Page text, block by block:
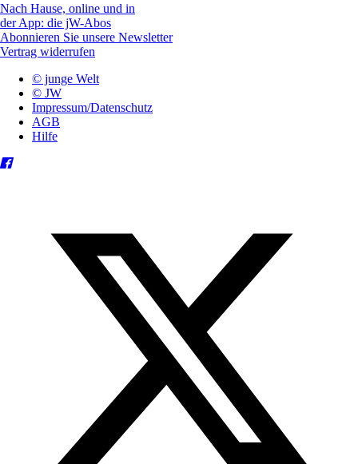
Nach Hause, online und in
der App: die jW-Abos
Abonnieren Sie unsere Newsletter
Vertrag widerrufen
© junge Welt
© JW
Impressum/Datenschutz
AGB
Hilfe